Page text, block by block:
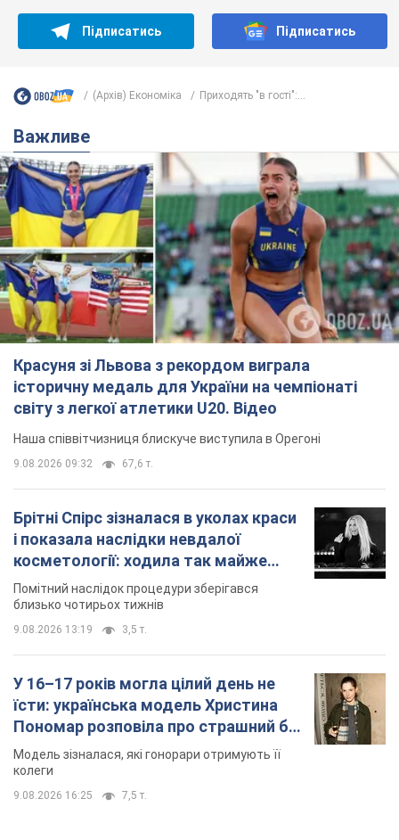
Підписатись Підписатись
(Архів) Економіка Приходять "в гості":...
Важливе
Красуня зі Львова з рекордом виграла
історичну медаль для України на чемпіонаті
світу з легкої атлетики U20. Відео
Наша співвітчизниця блискуче виступила в Орегоні
9.08.2026 09:32 67,6 т.
Брітні Спірс зізналася в уколах краси
і показала наслідки невдалої
косметології: ходила так майже
місяць
Помітний наслідок процедури зберігався
близько чотирьох тижнів
9.08.2026 13:19 3,5 т.
У 16–17 років могла цілий день не
їсти: українська модель Христина
Пономар розповіла про страшний бік
модельної кар’єри
Модель зізналася, які гонорари отримують її
колеги
9.08.2026 16:25 7,5 т.